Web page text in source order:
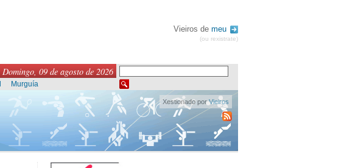
Vieiros de meu
(ou rexistrate)
Domingo, 09 de agosto de 2026
Murguía
Xestionado porVieiros